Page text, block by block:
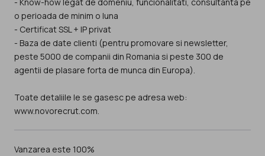
- Know-how legat de domeniu, funcionalitati, consultanta pe
o perioada de minim o luna
- Certificat SSL + IP privat
- Baza de date clienti (pentru promovare si newsletter,
peste 5000 de companii din Romania si peste 300 de
agentii de plasare forta de munca din Europa).
Toate detaliile le se gasesc pe adresa web:
www.novorecrut.com.
Vanzarea este 100%